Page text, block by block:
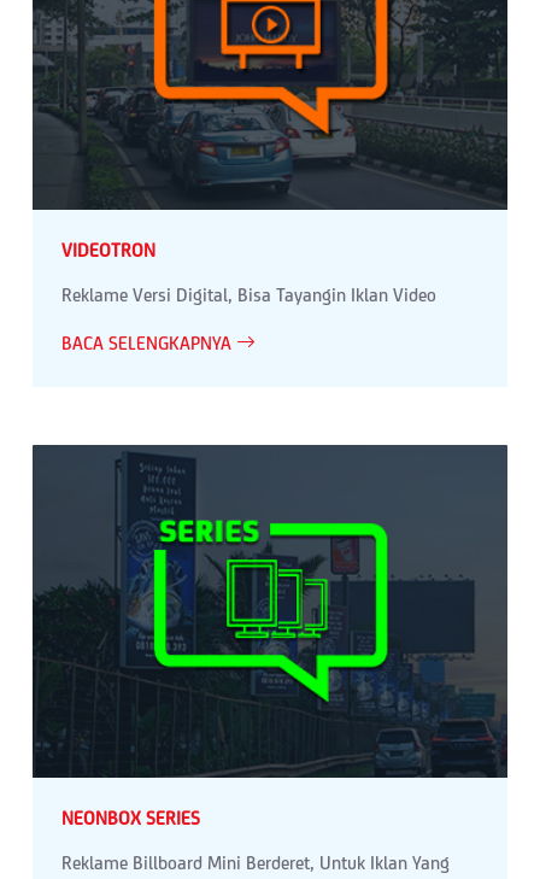
VIDEOTRON
Reklame Versi Digital, Bisa Tayangin Iklan Video
BACA SELENGKAPNYA
NEONBOX SERIES
Reklame Billboard Mini Berderet, Untuk Iklan Yang